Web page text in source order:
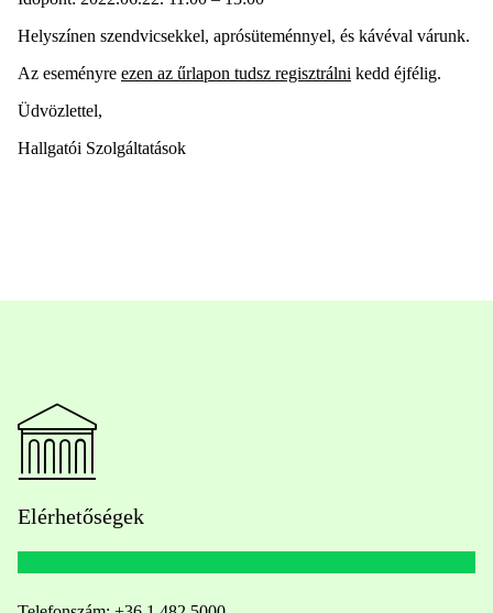
Helyszínen szendvicsekkel, aprósüteménnyel, és kávéval várunk.
Az eseményre ezen az űrlapon tudsz regisztrálni kedd éjfélig.
Üdvözlettel,
Hallgatói Szolgáltatások
Elérhetőségek